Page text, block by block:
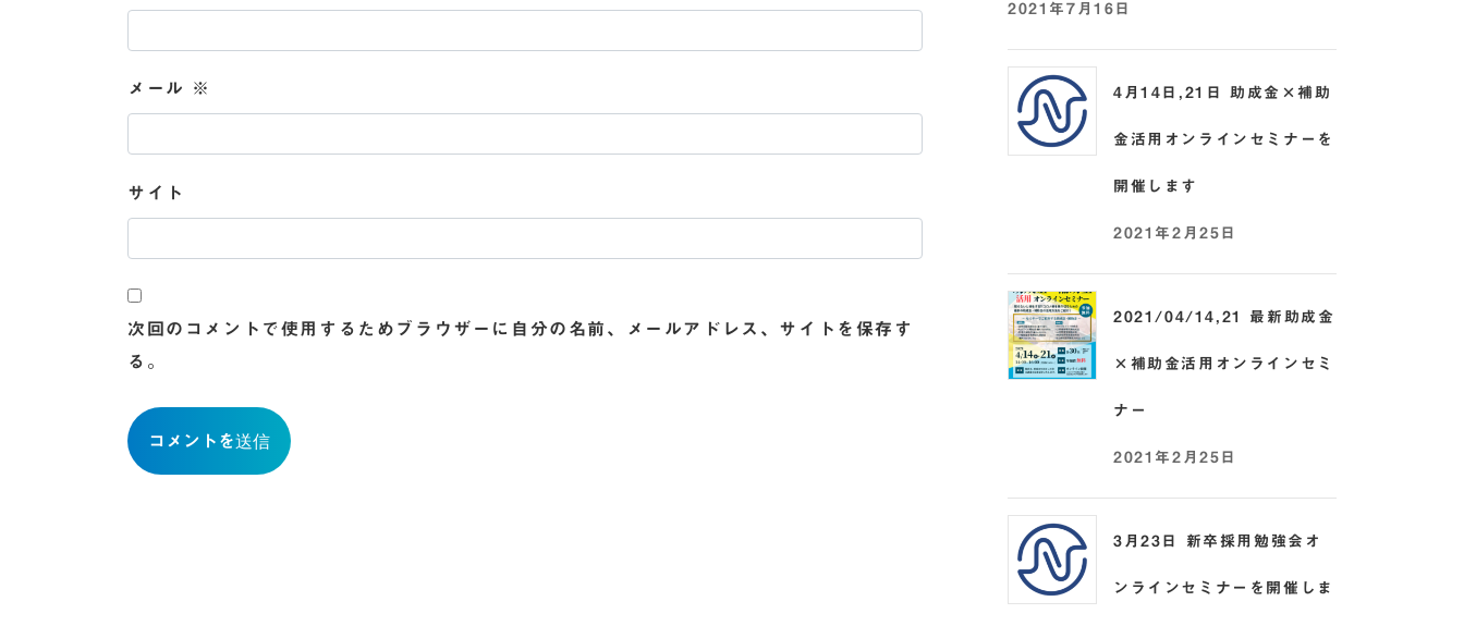
メール ※
サイト
次回のコメントで使用するためブラウザーに自分の名前、メールアドレス、サイトを保存す
る。
2021年7月16日
4月14日,21日 助成金×補助
金活用オンラインセミナーを
開催します
2021年2月25日
2021/04/14,21 最新助成金
×補助金活用オンラインセミ
ナー
2021年2月25日
3月23日 新卒採用勉強会オ
ンラインセミナーを開催しま